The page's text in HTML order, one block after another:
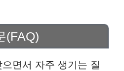
(FAQ)
면서 자주 생기는 질